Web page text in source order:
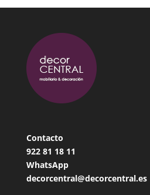
Contacto
922 81 18 11
WhatsApp
decorcentral@decorcentral.es